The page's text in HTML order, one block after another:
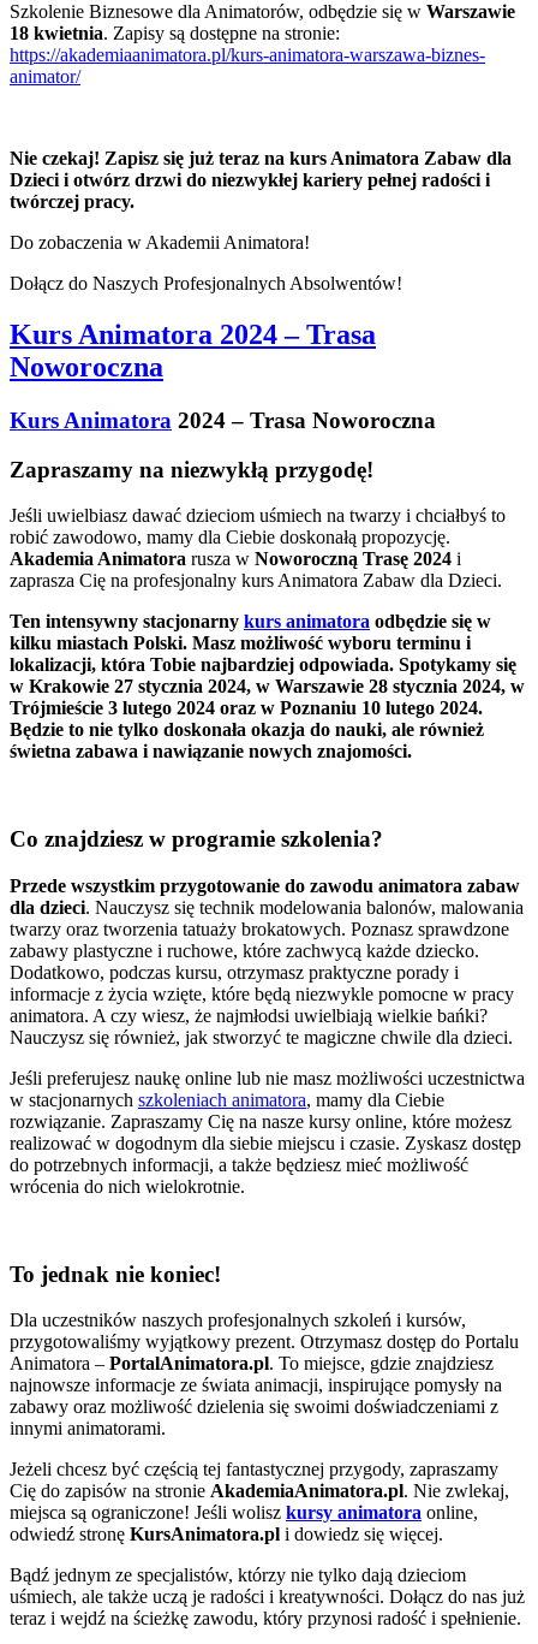
Szkolenie Biznesowe dla Animatorów, odbędzie się w Warszawie
18 kwietnia. Zapisy są dostępne na stronie:
https://akademiaanimatora.pl/kurs-animatora-warszawa-biznes-
animator/
Nie czekaj! Zapisz się już teraz na kurs Animatora Zabaw dla
Dzieci i otwórz drzwi do niezwykłej kariery pełnej radości i
twórczej pracy.
Do zobaczenia w Akademii Animatora!
Dołącz do Naszych Profesjonalnych Absolwentów!
Kurs Animatora 2024 – Trasa
Noworoczna
Kurs Animatora 2024 – Trasa Noworoczna
Zapraszamy na niezwykłą przygodę!
Jeśli uwielbiasz dawać dzieciom uśmiech na twarzy i chciałbyś to
robić zawodowo, mamy dla Ciebie doskonałą propozycję.
Akademia Animatora rusza w Noworoczną Trasę 2024 i
zaprasza Cię na profesjonalny kurs Animatora Zabaw dla Dzieci.
Ten intensywny stacjonarny kurs animatora odbędzie się w
kilku miastach Polski. Masz możliwość wyboru terminu i
lokalizacji, która Tobie najbardziej odpowiada. Spotykamy się
w Krakowie 27 stycznia 2024, w Warszawie 28 stycznia 2024, w
Trójmieście 3 lutego 2024 oraz w Poznaniu 10 lutego 2024.
Będzie to nie tylko doskonała okazja do nauki, ale również
świetna zabawa i nawiązanie nowych znajomości.
Co znajdziesz w programie szkolenia?
Przede wszystkim przygotowanie do zawodu animatora zabaw
dla dzieci. Nauczysz się technik modelowania balonów, malowania
twarzy oraz tworzenia tatuaży brokatowych. Poznasz sprawdzone
zabawy plastyczne i ruchowe, które zachwycą każde dziecko.
Dodatkowo, podczas kursu, otrzymasz praktyczne porady i
informacje z życia wzięte, które będą niezwykle pomocne w pracy
animatora. A czy wiesz, że najmłodsi uwielbiają wielkie bańki?
Nauczysz się również, jak stworzyć te magiczne chwile dla dzieci.
Jeśli preferujesz naukę online lub nie masz możliwości uczestnictwa
w stacjonarnych szkoleniach animatora, mamy dla Ciebie
rozwiązanie. Zapraszamy Cię na nasze kursy online, które możesz
realizować w dogodnym dla siebie miejscu i czasie. Zyskasz dostęp
do potrzebnych informacji, a także będziesz mieć możliwość
wrócenia do nich wielokrotnie.
To jednak nie koniec!
Dla uczestników naszych profesjonalnych szkoleń i kursów,
przygotowaliśmy wyjątkowy prezent. Otrzymasz dostęp do Portalu
Animatora – PortalAnimatora.pl. To miejsce, gdzie znajdziesz
najnowsze informacje ze świata animacji, inspirujące pomysły na
zabawy oraz możliwość dzielenia się swoimi doświadczeniami z
innymi animatorami.
Jeżeli chcesz być częścią tej fantastycznej przygody, zapraszamy
Cię do zapisów na stronie AkademiaAnimatora.pl. Nie zwlekaj,
miejsca są ograniczone! Jeśli wolisz kursy animatora online,
odwiedź stronę KursAnimatora.pl i dowiedz się więcej.
Bądź jednym ze specjalistów, którzy nie tylko dają dzieciom
uśmiech, ale także uczą je radości i kreatywności. Dołącz do nas już
teraz i wejdź na ścieżkę zawodu, który przynosi radość i spełnienie.